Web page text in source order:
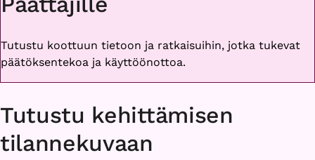
Tutustu koottuun tietoon ja ratkaisuihin, jotka tukevat
päätöksentekoa ja käyttöönottoa.
Tutustu kehittämisen
tilannekuvaan